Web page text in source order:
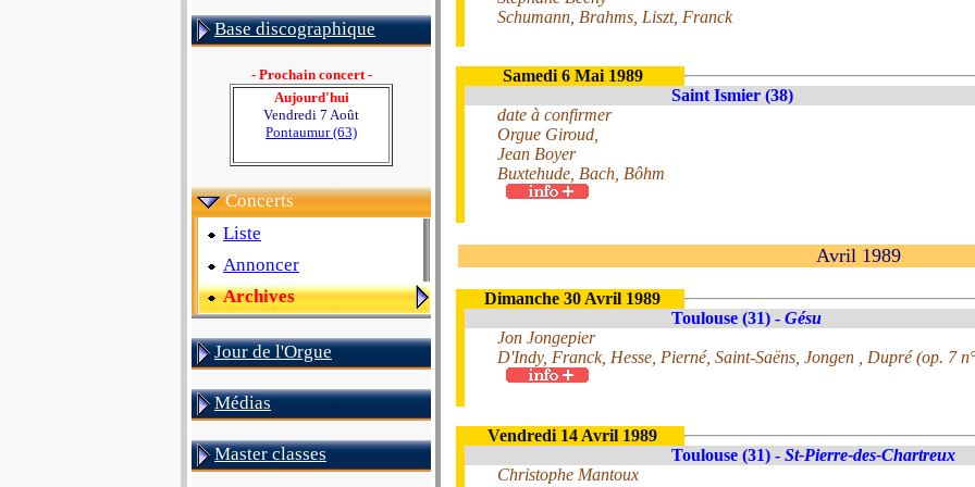
Base discographique
- Prochain concert -
Aujourd'hui
Vendredi 7 Août
Pontaumur (63)
Concerts
Liste
Annoncer
Archives
Jour de l'Orgue
Médias
Master classes
Schumann, Brahms, Liszt, Franck
Samedi 6 Mai 1989
Saint Ismier (38)
date à confirmer
Orgue Giroud,
Jean Boyer
Buxtehude, Bach, Bôhm
Avril 1989
Dimanche 30 Avril 1989
Toulouse (31) - Gésu
Jon Jongepier
D'Indy, Franck, Hesse, Pierné, Saint-Saëns, Jongen , Dupré (op. 7
Vendredi 14 Avril 1989
Toulouse (31) - St-Pierre-des-Chartreux
Christophe Mantoux